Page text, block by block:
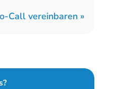
Call vereinbaren »